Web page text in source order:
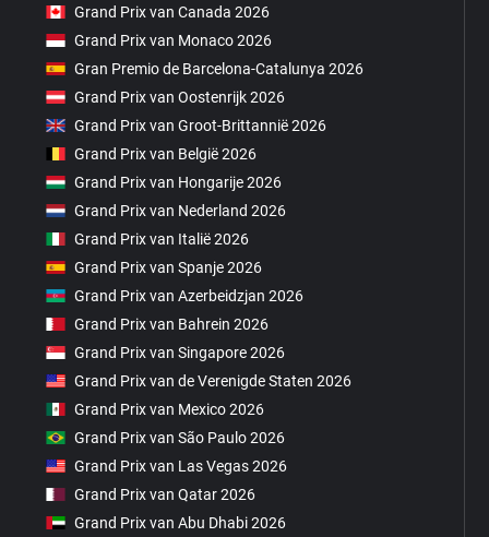
Grand Prix van Canada 2026
Grand Prix van Monaco 2026
Gran Premio de Barcelona-Catalunya 2026
Grand Prix van Oostenrijk 2026
Grand Prix van Groot-Brittannië 2026
Grand Prix van België 2026
Grand Prix van Hongarije 2026
Grand Prix van Nederland 2026
Grand Prix van Italië 2026
Grand Prix van Spanje 2026
Grand Prix van Azerbeidzjan 2026
Grand Prix van Bahrein 2026
Grand Prix van Singapore 2026
Grand Prix van de Verenigde Staten 2026
Grand Prix van Mexico 2026
Grand Prix van São Paulo 2026
Grand Prix van Las Vegas 2026
Grand Prix van Qatar 2026
Grand Prix van Abu Dhabi 2026